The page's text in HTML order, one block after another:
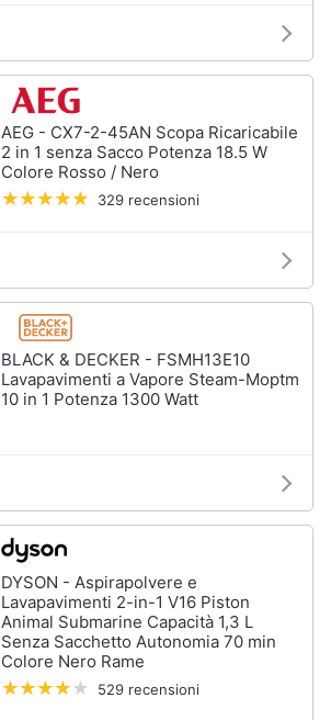
AEG - CX7-2-45AN Scopa Ricaricabile
2 in 1 senza Sacco Potenza 18.5 W
Colore Rosso / Nero
329 recensioni
BLACK & DECKER - FSMH13E10
Lavapavimenti a Vapore Steam-Moptm
10 in 1 Potenza 1300 Watt
DYSON - Aspirapolvere e
Lavapavimenti 2-in-1 V16 Piston
Animal Submarine Capacità 1,3 L
Senza Sacchetto Autonomia 70 min
Colore Nero Rame
529 recensioni